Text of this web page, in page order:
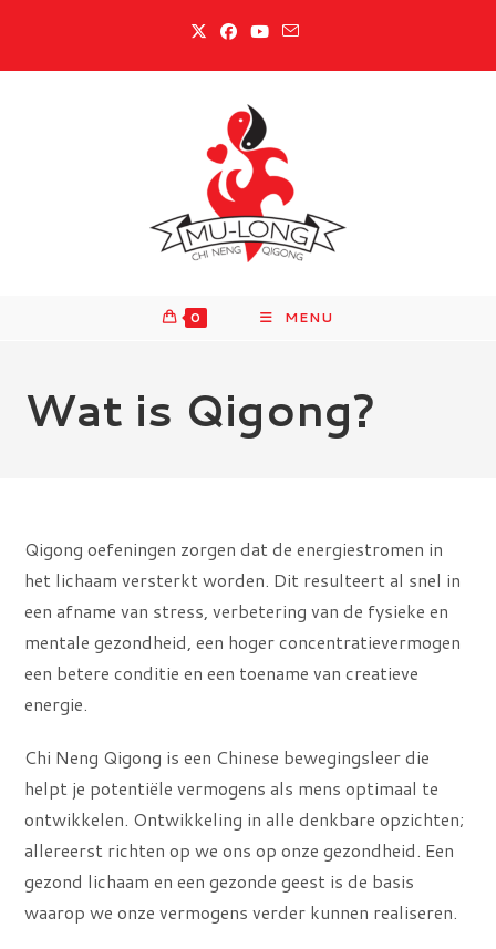
inhoud
0 MENU
Wat is Qigong?
Qigong oefeningen zorgen dat de energiestromen in
het lichaam versterkt worden. Dit resulteert al snel in
een afname van stress, verbetering van de fysieke en
mentale gezondheid, een hoger concentratievermogen
een betere conditie en een toename van creatieve
energie.
Chi Neng Qigong is een Chinese bewegingsleer die
helpt je potentiële vermogens als mens optimaal te
ontwikkelen. Ontwikkeling in alle denkbare opzichten;
allereerst richten op we ons op onze gezondheid. Een
gezond lichaam en een gezonde geest is de basis
waarop we onze vermogens verder kunnen realiseren.